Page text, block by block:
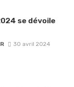
se dévoile
30 avril 2024